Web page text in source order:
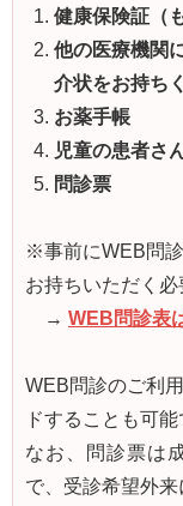
健康保険証（
他の医療機関
介状をお持ち
お薬手帳
児童の患者さ
問診票
※事前にWEB問
お持ちいただく必
→ WEB問診表
WEB問診のご利
ドすることも可能
なお、問診票は
で、受診希望外来